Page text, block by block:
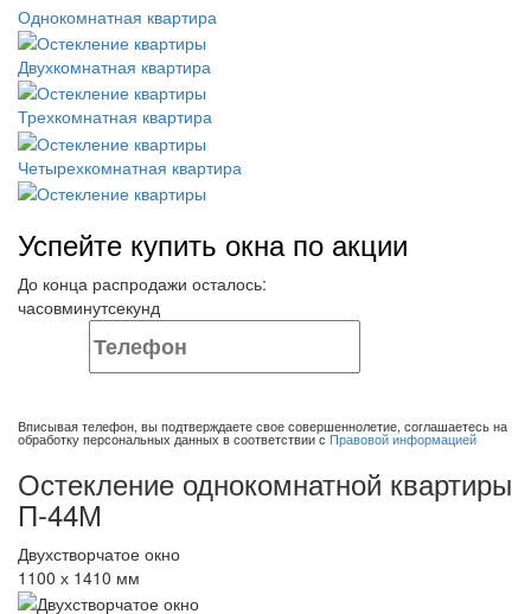
Однокомнатная квартира
Двухкомнатная квартира
Трехкомнатная квартира
Четырехкомнатная квартира
Успейте купить окна по акции
До конца распродажи осталось:
часовминутсекунд
Вписывая телефон, вы подтверждаете свое совершеннолетие, соглашаетесь на
обработку персональных данных в соответствии с Правовой информацией
Остекление однокомнатной квартиры
П-44М
Двухстворчатое окно
1100 х 1410 мм